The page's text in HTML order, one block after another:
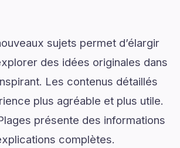
sujets permet d’élargir
des idées originales dans
Les contenus détaillés
plus agréable et plus utile.
présente des informations
complètes.